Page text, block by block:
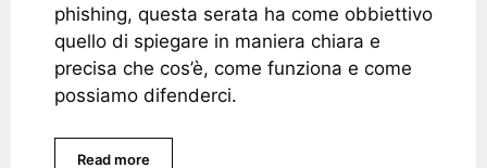
phishing, questa serata ha come obbiettivo
quello di spiegare in maniera chiara e
precisa che cos’è, come funziona e come
possiamo difenderci.
Read more